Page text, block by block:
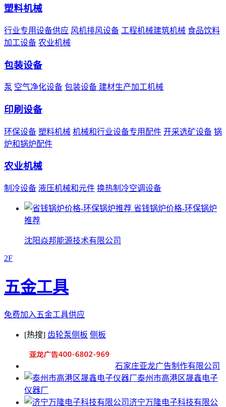
塑料机械
行业专用设备供应 风机排风设备 工程机械建筑机械 食品饮料
加工设备 农业机械
包装设备
泵 空气净化设备 包装设备 建材生产加工机械
印刷设备
环保设备 塑料机械 机械和行业设备专用配件 开采选矿设备 锅
炉和锅炉配件
农业机械
制冷设备 液压机械和元件 换热制冷空调设备
省钱锅炉价格-环保锅炉
推荐
沈阳焱邦能源技术有限公司
2F
五金工具
免费加入五金工具供应
[热搜] 齿轮泵侧板 侧板
石家庄亚龙广告制作有限公司
泰州市高港区晟鑫电子
仪器厂
济宁万隆电子科技有限公